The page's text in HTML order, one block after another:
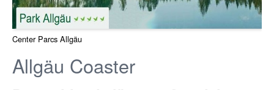
Center Parcs Allgäu
Allgäu Coaster